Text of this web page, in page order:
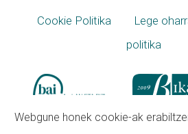
Cookie Politika Lege
politika
Webgune honek cookie-ak